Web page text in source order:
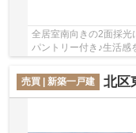
全居室南向きの2面採光にて、陽
パントリー付き♪生活感
駐車可能♪毎日のお車の
売買 | 新築一戸建
北区東